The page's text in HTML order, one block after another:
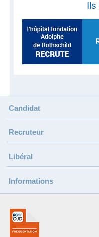
Ils
Candidat
Recruteur
Libéral
Informations